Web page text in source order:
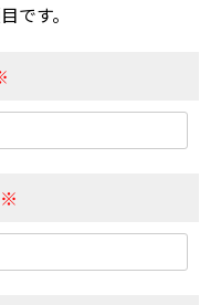
です。
※